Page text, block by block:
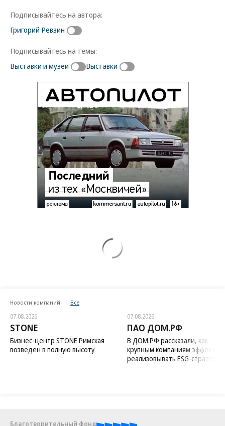
Подписывайтесь на автора:
Григорий Ревзин
Подписывайтесь на темы:
Выставки и музеи
Выставки
Новости компаний Все
07.08.2026
STONE
Бизнес-центр STONE Римская
возведен в полную высоту
07.08.2026
ПАО ДОМ.РФ
В ДОМ.РФ рассказали, как
крупным компаниям
реализовывать ESG-стратегию
Благотворительный фонд